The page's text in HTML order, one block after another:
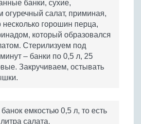
банки, сухие,
огуречный салат, приминая,
горошин перца,
который образовался
Стерилизуем под
– банки по 0,5 л, 25
Закручиваем, остывать
емкостью 0,5 л, то есть
салата.